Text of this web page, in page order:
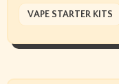
VAPE STARTER KITS